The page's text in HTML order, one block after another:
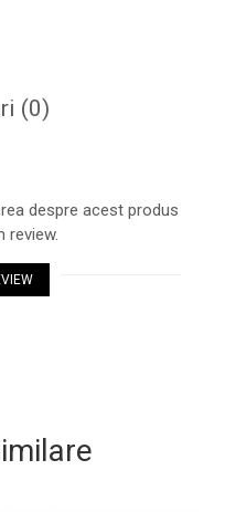
(0)
despre acest produs
review.